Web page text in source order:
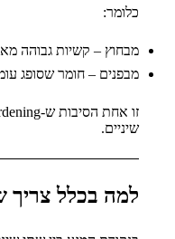
כלומר:
מבחוץ – קשיות גבוהה
מבפנים – חומר שסופג
שיניים.
למה בכלל צריך